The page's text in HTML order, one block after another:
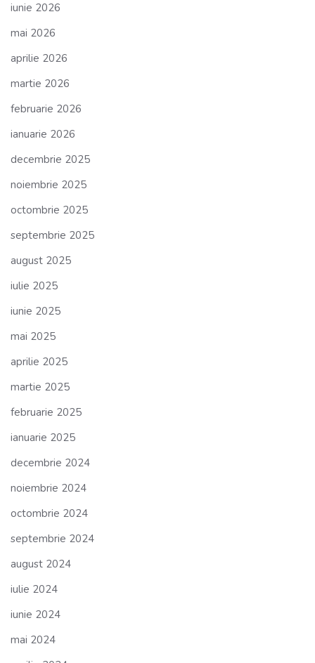
iunie 2026
mai 2026
aprilie 2026
martie 2026
februarie 2026
ianuarie 2026
decembrie 2025
noiembrie 2025
octombrie 2025
septembrie 2025
august 2025
iulie 2025
iunie 2025
mai 2025
aprilie 2025
martie 2025
februarie 2025
ianuarie 2025
decembrie 2024
noiembrie 2024
octombrie 2024
septembrie 2024
august 2024
iulie 2024
iunie 2024
mai 2024